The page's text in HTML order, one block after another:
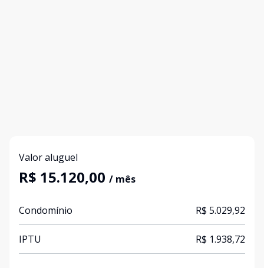
Valor aluguel
R$ 15.120,00 / mês
Condomínio R$ 5.029,92
IPTU R$ 1.938,72